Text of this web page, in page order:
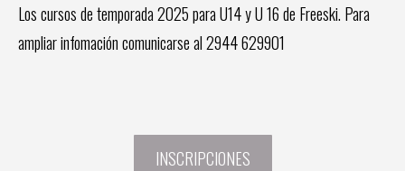
Los cursos de temporada 2025 para U14 y U 16 de Freeski. Para
ampliar infomación comunicarse al 2944 629901
INSCRIPCIONES